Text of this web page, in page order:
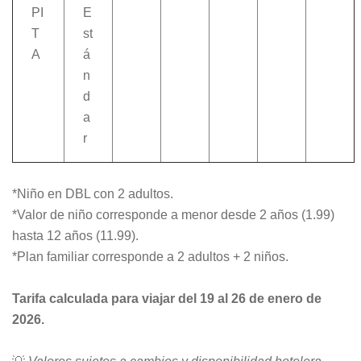
PI
T
A
E
st
á
n
d
a
r
*Niño en DBL con 2 adultos.
*Valor de niño corresponde a menor desde 2 años (1.99)
hasta 12 años (11.99).
*Plan familiar corresponde a 2 adultos + 2 niños.
Tarifa calculada para viajar del 19 al 26 de enero de
2026.